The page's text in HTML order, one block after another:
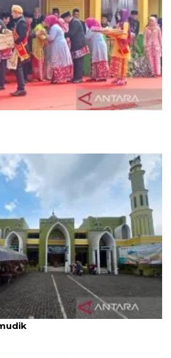
Betawi simbol bakti dan
orang manfaatkan layanan